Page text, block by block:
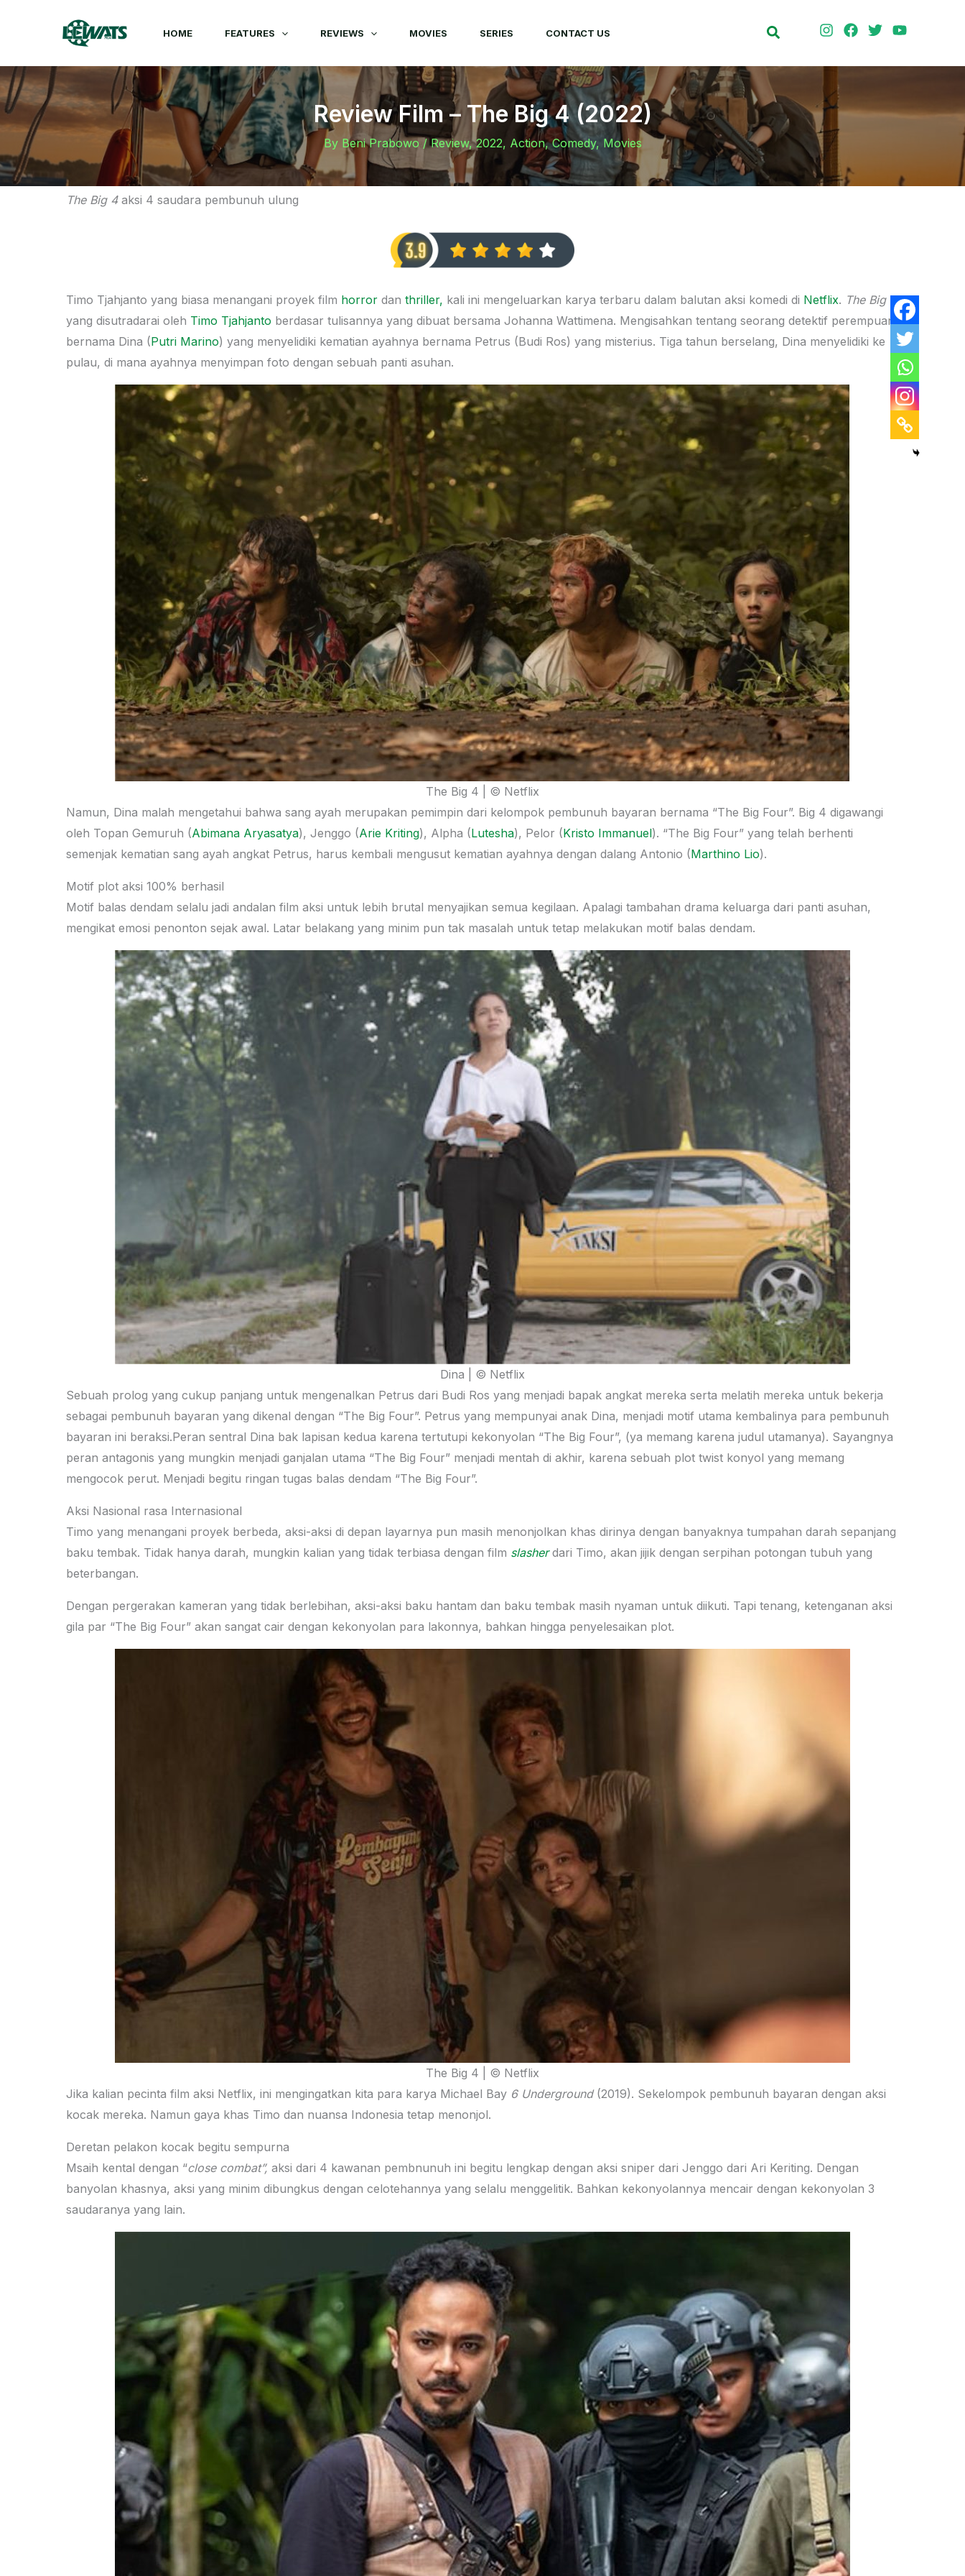
HOME FEATURES REVIEWS MOVIES SERIES CONTACT US Search
Review Film – The Big 4 (2022)
By Beni Prabowo /Review,2022, Action,Comedy, Movies
The Big 4aksi 4 saudara pembunuh ulung
Timo Tjahjanto yang biasa menangani proyek film horror dan thriller, kali ini mengeluarkan karya terbaru dalam balutan aksi komedi di Netflix. The Big 4
yang disutradarai oleh Timo Tjahjanto berdasar tulisannya yang dibuat bersama Johanna Wattimena. Mengisahkan tentang seorang detektif perempuan
bernama Dina (Putri Marino) yang menyelidiki kematian ayahnya bernama Petrus (Budi Ros) yang misterius. Tiga tahun berselang, Dina menyelidiki ke
pulau, di mana ayahnya menyimpan foto dengan sebuah panti asuhan.
The Big 4 | © Netflix
Namun, Dina malah mengetahui bahwa sang ayah merupakan pemimpin dari kelompok pembunuh bayaran bernama “The Big Four”. Big 4 digawangi
oleh Topan Gemuruh (Abimana Aryasatya), Jenggo (Arie Kriting), Alpha (Lutesha), Pelor (Kristo Immanuel). “The Big Four” yang telah berhenti
semenjak kematian sang ayah angkat Petrus, harus kembali mengusut kematian ayahnya dengan dalang Antonio (Marthino Lio).
Motif plot aksi 100% berhasil
Motif balas dendam selalu jadi andalan film aksi untuk lebih brutal menyajikan semua kegilaan. Apalagi tambahan drama keluarga dari panti asuhan,
mengikat emosi penonton sejak awal. Latar belakang yang minim pun tak masalah untuk tetap melakukan motif balas dendam.
Dina | © Netflix
Sebuah prolog yang cukup panjang untuk mengenalkan Petrus dari Budi Ros yang menjadi bapak angkat mereka serta melatih mereka untuk bekerja
sebagai pembunuh bayaran yang dikenal dengan “The Big Four”. Petrus yang mempunyai anak Dina, menjadi motif utama kembalinya para pembunuh
bayaran ini beraksi.Peran sentral Dina bak lapisan kedua karena tertutupi kekonyolan “The Big Four”, (ya memang karena judul utamanya). Sayangnya
peran antagonis yang mungkin menjadi ganjalan utama “The Big Four” menjadi mentah di akhir, karena sebuah plot twist konyol yang memang
mengocok perut. Menjadi begitu ringan tugas balas dendam “The Big Four”.
Aksi Nasional rasa Internasional
Timo yang menangani proyek berbeda, aksi-aksi di depan layarnya pun masih menonjolkan khas dirinya dengan banyaknya tumpahan darah sepanjang
baku tembak. Tidak hanya darah, mungkin kalian yang tidak terbiasa dengan film slasherdari Timo, akan jijik dengan serpihan potongan tubuh yang
beterbangan.
Dengan pergerakan kameran yang tidak berlebihan, aksi-aksi baku hantam dan baku tembak masih nyaman untuk diikuti. Tapi tenang, ketenganan aksi
gila par “The Big Four” akan sangat cair dengan kekonyolan para lakonnya, bahkan hingga penyelesaikan plot.
The Big 4 | © Netflix
Jika kalian pecinta film aksi Netflix, ini mengingatkan kita para karya Michael Bay 6 Underground(2019). Sekelompok pembunuh bayaran dengan aksi
kocak mereka. Namun gaya khas Timo dan nuansa Indonesia tetap menonjol.
Deretan pelakon kocak begitu sempurna
Msaih kental dengan “close combat”, aksi dari 4 kawanan pembnunuh ini begitu lengkap dengan aksi sniper dari Jenggo dari Ari Keriting. Dengan
banyolan khasnya, aksi yang minim dibungkus dengan celotehannya yang selalu menggelitik. Bahkan kekonyolannya mencair dengan kekonyolan 3
saudaranya yang lain.